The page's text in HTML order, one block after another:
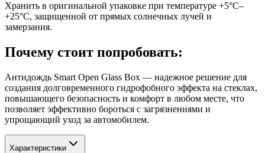
Хранить в оригинальной упаковке при температуре +5°C–
+25°C, защищенной от прямых солнечных лучей и
замерзания.
Почему стоит попробовать:
Антидождь Smart Open Glass Box — надежное решение для
создания долговременного гидрофобного эффекта на стеклах,
повышающего безопасность и комфорт в любом месте, что
позволяет эффективно бороться с загрязнениями и
упрощающий уход за автомобилем.
Характеристики